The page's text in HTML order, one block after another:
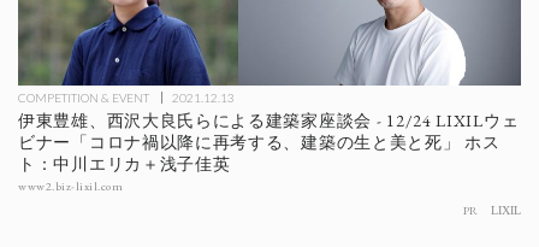
COMPETITION & EVENT 2021.12.13
伊東豊雄、西沢大良氏らによる建築家座談会 - 12/24 LIXILウェ
ビナー「コロナ禍以降に再考する、建築の生と美と死」 ホス
ト：中川エリカ＋浅子佳英
www2.biz-lixil.com
PR
LIXIL